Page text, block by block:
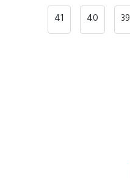
39
40
41